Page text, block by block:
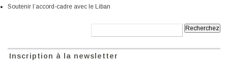
Soutenir l’accord-cadre avec le Liban
Inscription à la newsletter